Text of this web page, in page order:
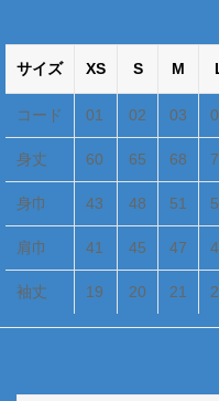
サイズ XS S M
コード 01 02 03
身丈 60 65 68
身巾 43 48 51
肩巾 41 45 47
袖丈 19 20 21